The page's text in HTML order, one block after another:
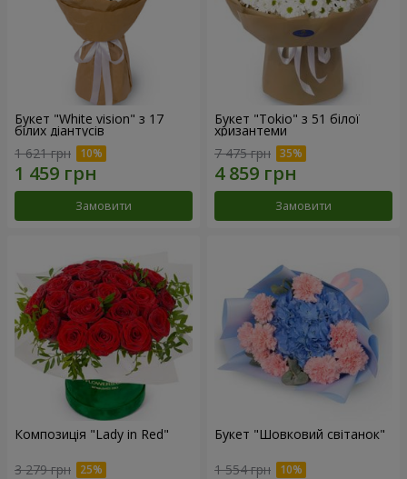
Букет "White vision" з 17
білих діантусів
1 621 грн
Замовити
Букет "Tokio" з 51 білої
хризантеми
7 475 грн
Замовити
Композиція "Lady in Red"
3 279 грн
Букет "Шовковий світанок"
1 554 грн